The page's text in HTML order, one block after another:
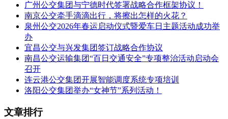
广州公交集团与宁德时代签署战略合作框架协议！
南京公交牵手滴滴出行，将擦出怎样的火花？
泉州公交2026年春运启动仪式暨爱车日主题活动成功举
办
宜昌公交与兴发集团签订战略合作协议
南昌公交运输集团“百日交通安全”专项整治活动启动会
召开
连云港公交集团开展智能调度系统专项培训
洛阳公交集团举办“女神节”系列活动！
文章排行